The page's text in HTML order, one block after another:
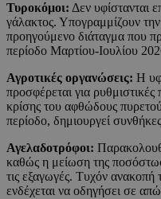
Τυροκόμοι: Δεν υφίστανται
γάλακτος. Υπογραμμίζουν
προηγούμενο διάταγμα που
περίοδο Μαρτίου-Ιουλίου
Αγροτικές οργανώσεις: Η
προσφέρεται για
κρίσης του αφθώδους
περίοδο, δημιουργεί
Αγελαδοτρόφοι:
καθώς η μείωση της
τις εξαγωγές. Τυχόν ανακοπή
ενδέχεται να οδηγήσει σε